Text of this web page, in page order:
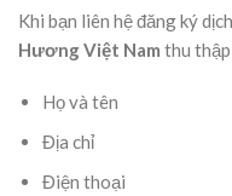
Khi bạn liên hệ đăng ký
Hương Việt Nam thu
Họ và tên
Địa chỉ
Điện thoại